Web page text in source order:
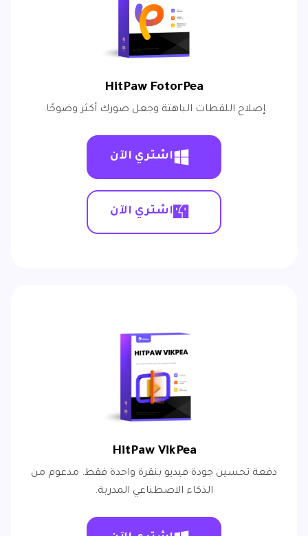
HitPaw FotorPea
إصلاح اللقطات الباهتة وجعل صورك أكثر وضوحًا.
اشتري الآن
اشتري الآن
HitPaw VikPea
دفعة تحسين جودة فيديو بنقرة واحدة فقط. مدعوم من
الذكاء الاصطناعي المدربة.